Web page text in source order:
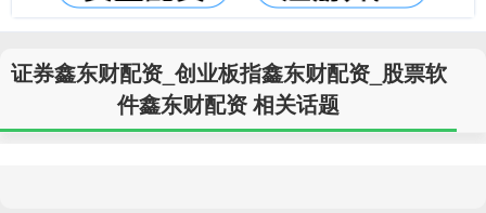
证券鑫东财配资_创业板指鑫东财配资_股票软
件鑫东财配资 相关话题